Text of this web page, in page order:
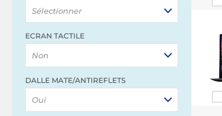
Sélectionner
ECRAN TACTILE
Non
DALLE MATE/ANTIREFLETS
Oui